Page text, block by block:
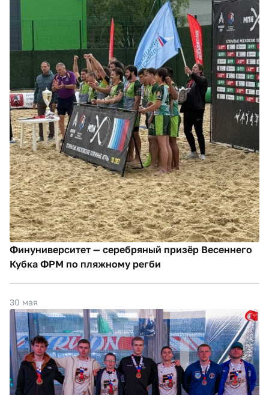
Финуниверситет — серебряный призёр Весеннего
Кубка ФРМ по пляжному регби
30 мая